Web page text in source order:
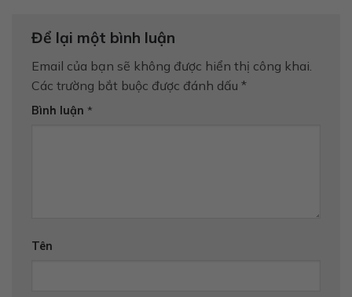
Để lại một bình luận
Email của bạn sẽ không được hiển thị công khai.
Các trường bắt buộc được đánh dấu *
Bình luận *
Tên